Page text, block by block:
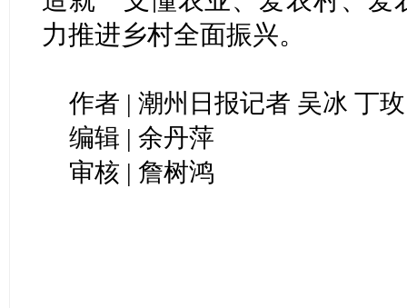
力推进乡村全面振兴。
作者 | 潮州日报记者 吴冰 丁玫
编辑 | 余丹萍
审核 | 詹树鸿